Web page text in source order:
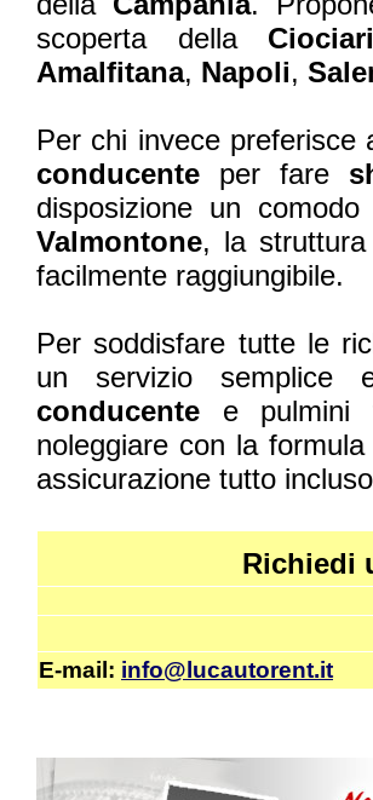
scoperta della
Amalfitana, Napoli,
Per chi invece
conducente per fare
disposizione un comodo
Valmontone, la
facilmente raggiungibile.
Per soddisfare tutte le
un servizio
conducente e pulmini
noleggiare con la
assicurazione tutto
Richiedi
E-mail : info@lucautorent.it